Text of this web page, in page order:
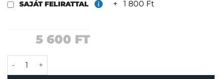
SAJÁT FELIRATTAL + 1 800 Ft
5 600 FT
Páva nyakörv mennyiség